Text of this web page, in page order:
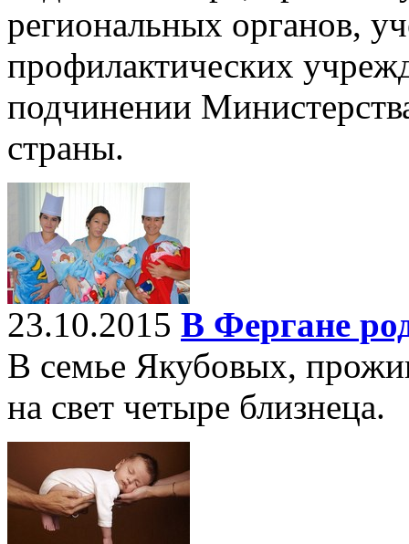
региональных органов,
профилактических
подчинении
страны.
23.10.2015 В Фергане
В семье Якубовых,
на свет четыре близнеца.